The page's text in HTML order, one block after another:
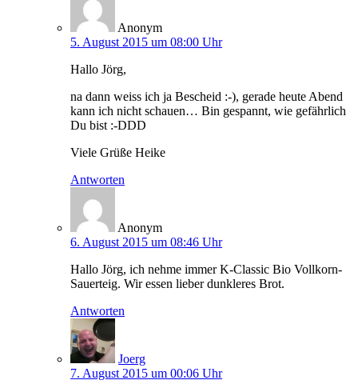
Anonym
5. August 2015 um 08:00 Uhr
Hallo Jörg,
na dann weiss ich ja Bescheid :-), gerade heute Abend
kann ich nicht schauen… Bin gespannt, wie gefährlich
Du bist :-DDD
Viele Grüße Heike
Antworten
Anonym
6. August 2015 um 08:46 Uhr
Hallo Jörg, ich nehme immer K-Classic Bio Vollkorn-
Sauerteig. Wir essen lieber dunkleres Brot.
Antworten
Joerg
7. August 2015 um 00:06 Uhr